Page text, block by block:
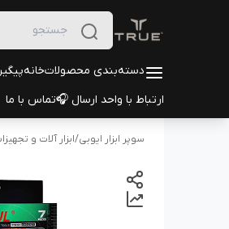
دسته‌بندی محصولاتخانه
ارتباط با واحد ارسال 🎧تماس با ما
سوپر ابزار ایوبی/ابزار آلات و